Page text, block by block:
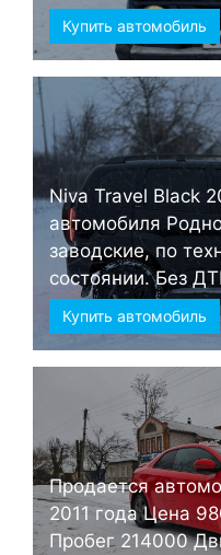
Купить автомобиль
Niva Travel Black
автомобиля
заводские, по
состоянии. Без
Купить автомобиль
Продается
2011 года Цена
Пробег 214000